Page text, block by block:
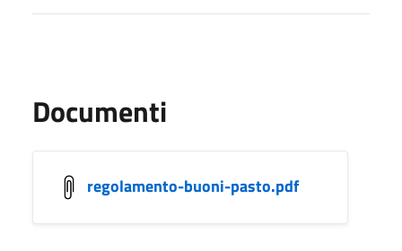
Documenti
regolamento-buoni-pasto.pdf